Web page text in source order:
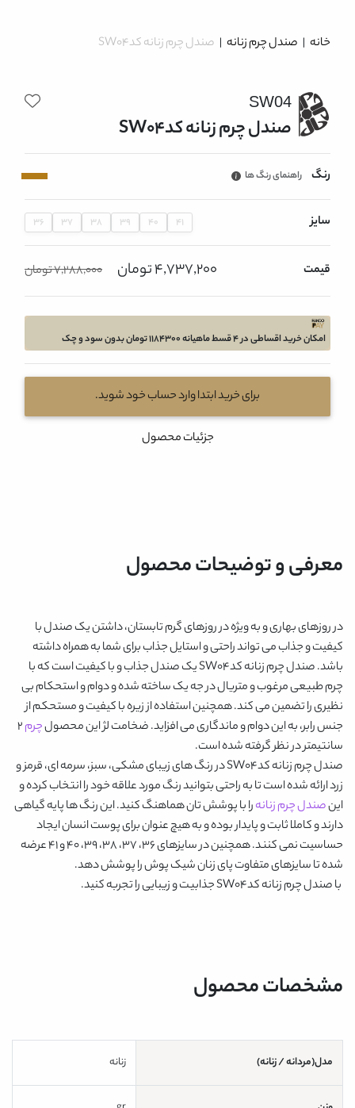
خانه | صندل چرم زنانه| صندل چرم زنانه کدSW04
SW04
صندل چرم زنانه کدSW04
رنگ راهنمای رنگ ها
سایز 36 37 38 39 40
قیمت 4,737,200 تومان 7,288,000 تومان
امکان خرید اقساطی در 4 قسط ماهیانه 1184300 تومان بدون سود و چک
برای خرید ابتدا وارد حساب خود شوید.
جزئیات محصول
معرفی و توضیحات محصول
در روزهای بهاری و به ویژه در روزهای گرم تابستان، داشتن یک صندل با
کیفیت و جذاب می تواند راحتی و استایل جذاب برای شما به همراه داشته
باشد.صندل چرم زنانه کدSW04
یک صندل جذاب و با کیفیت است که با
چرم طبیعی مرغوب و متریال در جه یک ساخته شده و دوام و استحکام بی
نظیری را تضمین می کند. همچنین استفاده از زیره با کیفیت و مستحکم از
جنس رابر، به این دوام و ماندگاری می افزاید. ضخامت لژ این محصولچرم2
سانتیمتر در نظر گرفته شده است.
صندل چرم زنانه کدSW04
در رنگ های زیبایمشکی، سبز، سرمه ای، قرمز و
زردارائه شده است تا به راحتی بتوانید رنگ مورد علاقه خود را انتخاب کرده و
اینصندل چرم زنانهرا با پوشش تان هماهنگ کنید. این رنگ ها پایه گیاهی
دارند و کاملا ثابت و پایدار بوده و به هیچ عنوان برای پوست انسان ایجاد
حساسیت نمی کنند. همچنین در سایزهای 36، 37، 38، 39، 40 و 41 عرضه
شده تا سایزهای متفاوت پای زنان شیک پوش را پوشش دهد.
صندل چرم زنانه کدSW04 جذابیت و زیبایی را تجربه کنید.
مشخصات محصول
مدل(مردانه / زنانه) زنانه